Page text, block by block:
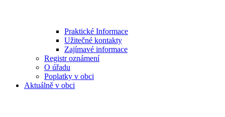
Praktické Informace
Užitečné kontakty
Zajímavé informace
Registr oznámení
O úřadu
Poplatky v obci
Aktuálně v obci